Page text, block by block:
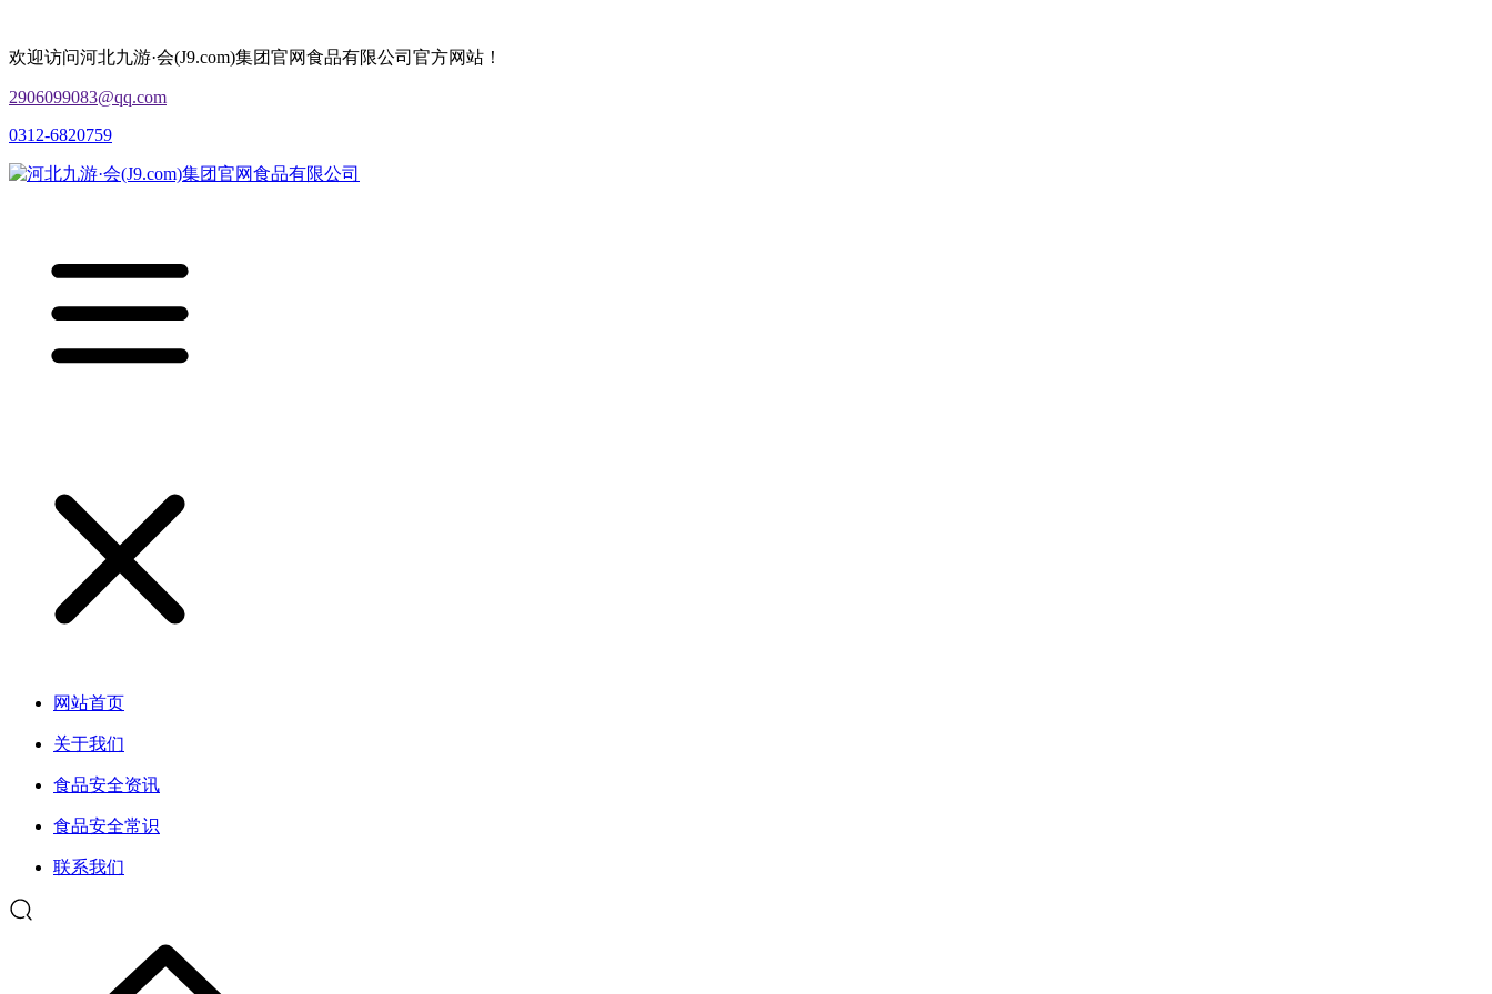
欢迎访问河北九游·会(J9.com)集团官网食品有限公司官方网站！
2906099083@qq.com
0312-6820759
网站首页
关于我们
食品安全资讯
食品安全常识
联系我们